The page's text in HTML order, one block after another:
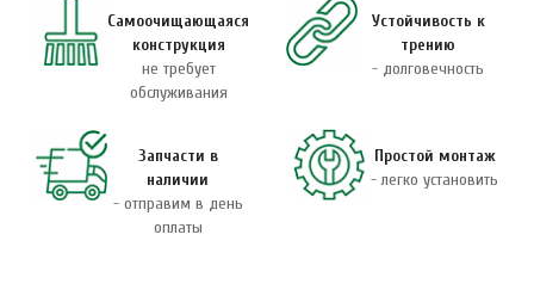
Самоочищающаяся
конструкция
не требует
обслуживания
Устойчивость к
трению
- долговечность
Запчасти в
наличии
- отправим в день
оплаты
Простой монтаж
- легко установить